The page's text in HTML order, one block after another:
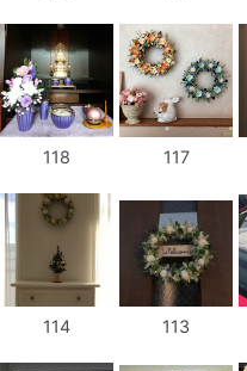
118 117
114 113